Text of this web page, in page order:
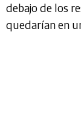
debajo de los
quedarían en